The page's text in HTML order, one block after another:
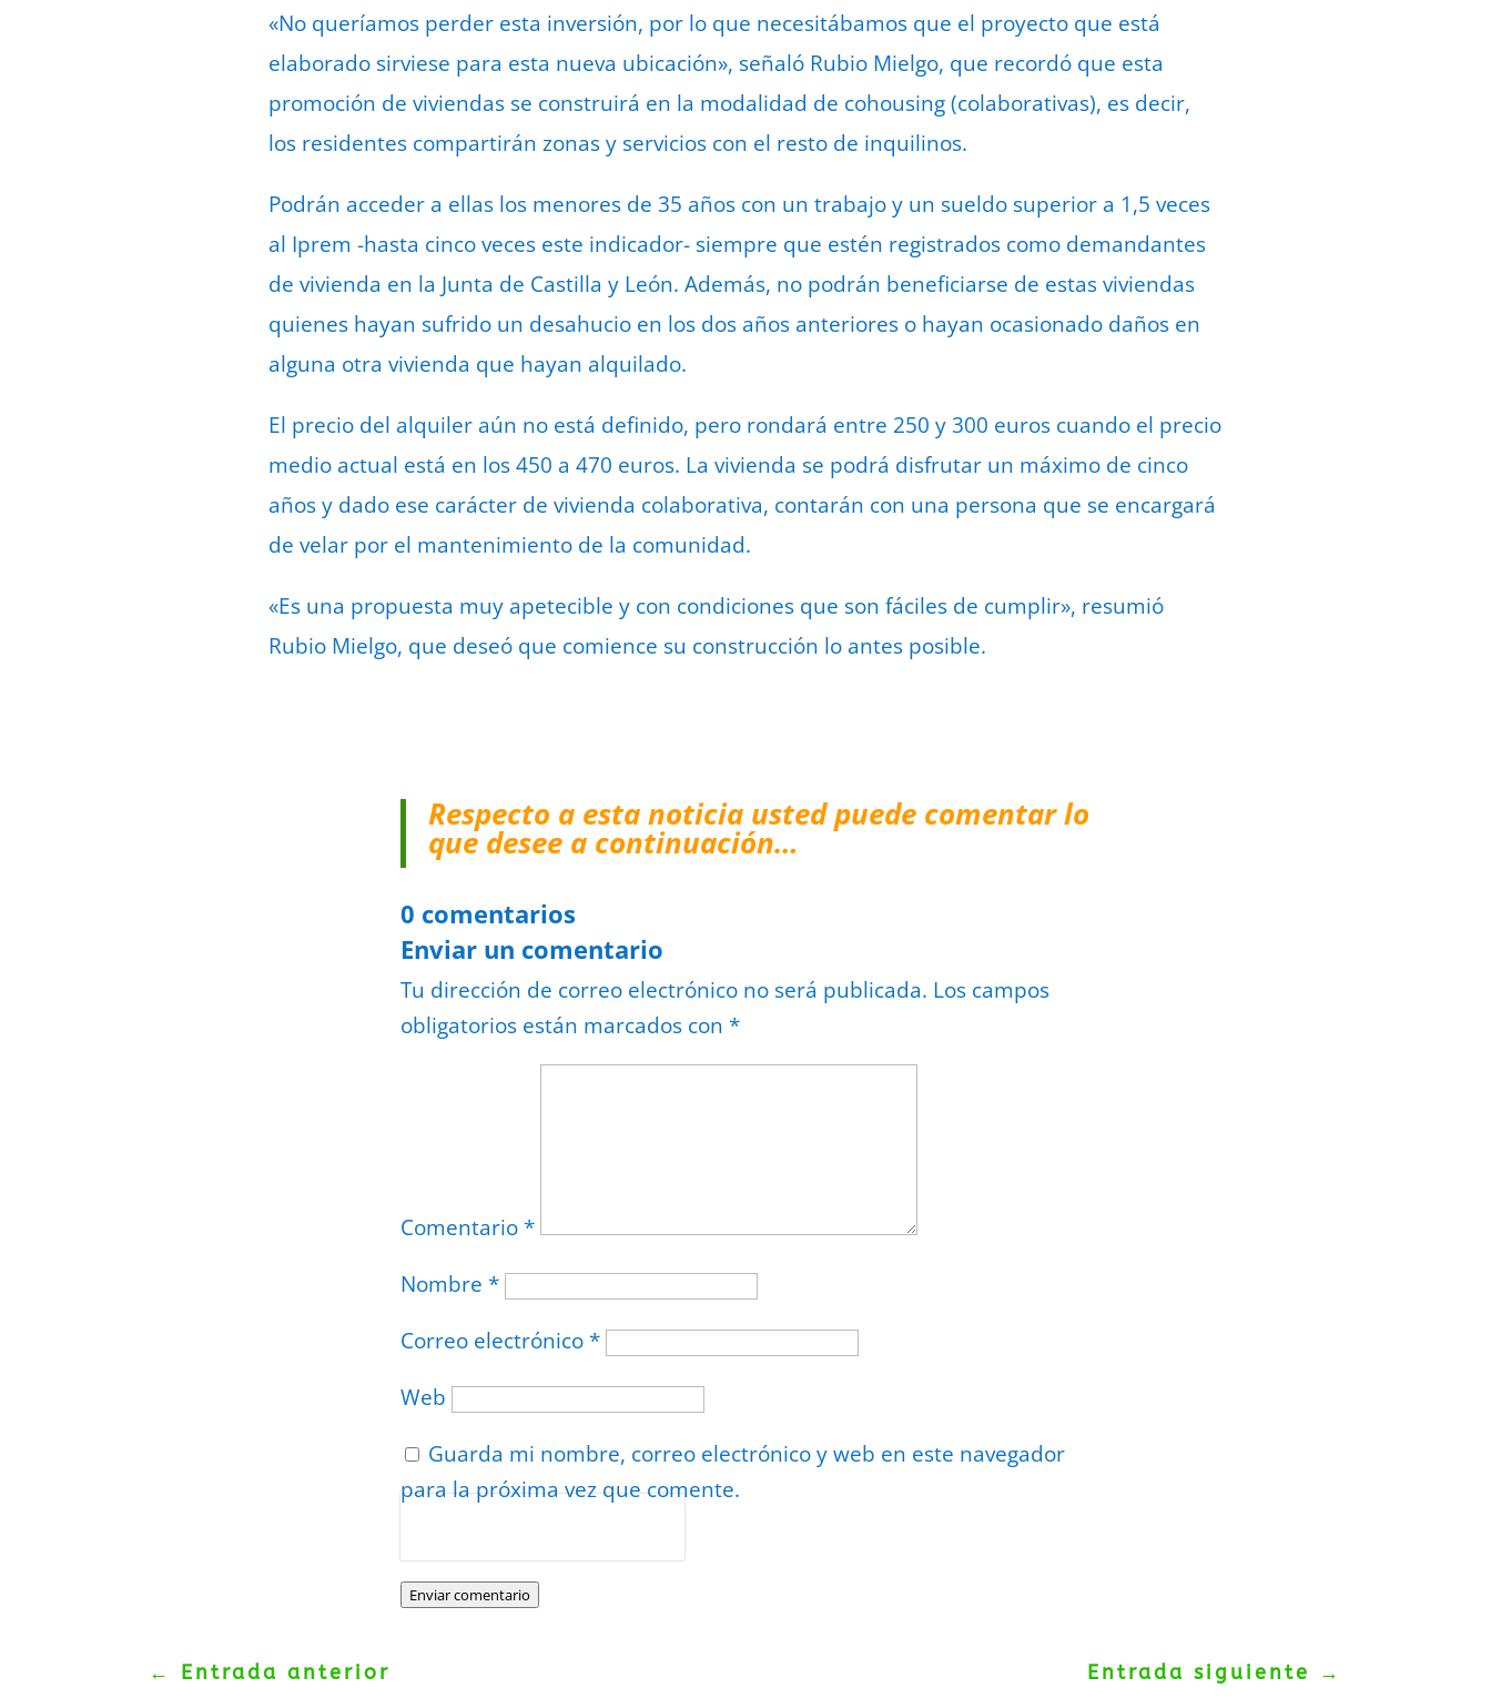
«No queríamos perder esta inversión, por lo que necesitábamos que el proyecto que está
elaborado sirviese para esta nueva ubicación», señaló Rubio Mielgo, que recordó que esta
promoción de viviendas se construirá en la modalidad de cohousing (colaborativas), es decir,
los residentes compartirán zonas y servicios con el resto de inquilinos.
Podrán acceder a ellas los menores de 35 años con un trabajo y un sueldo superior a 1,5 veces
al Iprem -hasta cinco veces este indicador- siempre que estén registrados como demandantes
de vivienda en la Junta de Castilla y León. Además, no podrán beneficiarse de estas viviendas
quienes hayan sufrido un desahucio en los dos años anteriores o hayan ocasionado daños en
alguna otra vivienda que hayan alquilado.
El precio del alquiler aún no está definido, pero rondará entre 250 y 300 euros cuando el precio
medio actual está en los 450 a 470 euros. La vivienda se podrá disfrutar un máximo de cinco
años y dado ese carácter de vivienda colaborativa, contarán con una persona que se encargará
de velar por el mantenimiento de la comunidad.
«Es una propuesta muy apetecible y con condiciones que son fáciles de cumplir», resumió
Rubio Mielgo, que deseó que comience su construcción lo antes posible.
Respecto a esta noticia usted puede comentar lo
que desee a continuación…
0 comentarios
Enviar un comentario
Tu dirección de correo electrónico no será publicada. Los campos
obligatorios están marcados con *
Comentario *
Nombre *
Correo electrónico *
Web
Guarda mi nombre, correo electrónico y web en este navegador
para la próxima vez que comente.
Enviar comentario
← Entrada anterior Entrada siguiente →